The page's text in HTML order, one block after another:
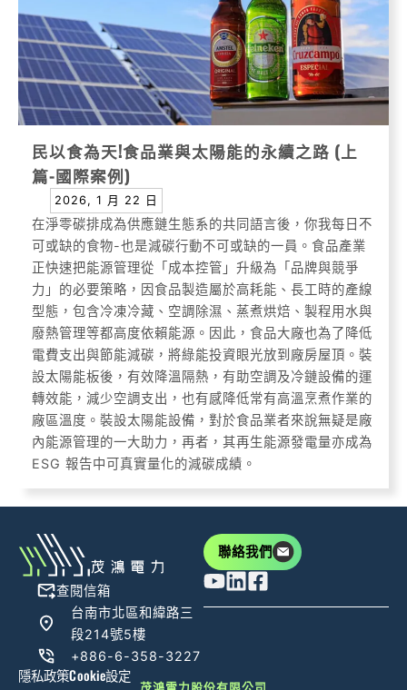
民以食為天!食品業與太陽能的永續之路 (上
篇-國際案例)
2026, 1 月 22 日
在淨零碳排成為供應鏈生態系的共同語言後，你我每日不
可或缺的食物-也是減碳行動不可或缺的一員。食品產業
正快速把能源管理從「成本控管」升級為「品牌與競爭
力」的必要策略，因食品製造屬於高耗能、長工時的產線
型態，包含冷凍冷藏、空調除濕、蒸煮烘焙、製程用水與
廢熱管理等都高度依賴能源。因此，食品大廠也為了降低
電費支出與節能減碳，將綠能投資眼光放到廠房屋頂。裝
設太陽能板後，有效降溫隔熱，有助空調及冷鏈設備的運
轉效能，減少空調支出，也有感降低常有高溫烹煮作業的
廠區溫度。裝設太陽能設備，對於食品業者來說無疑是廠
內能源管理的一大助力，再者，其再生能源發電量亦成為
ESG 報告中可真實量化的減碳成績。
查閱信箱
台南市北區和緯路三
段214號5樓
+886-6-358-3227
聯絡我們
隱私政策Cookie設定